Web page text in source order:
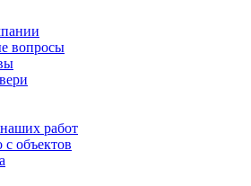
вопросы
работ
с объектов